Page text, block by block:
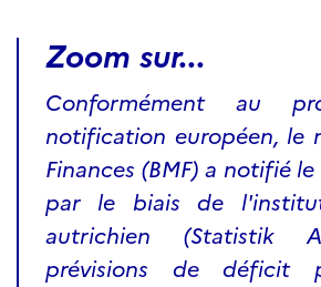
Zoom sur...
Conformément au
notification européen, le
Finances (BMF) a notifié
par le biais de
autrichien (Statistik
prévisions de déficit